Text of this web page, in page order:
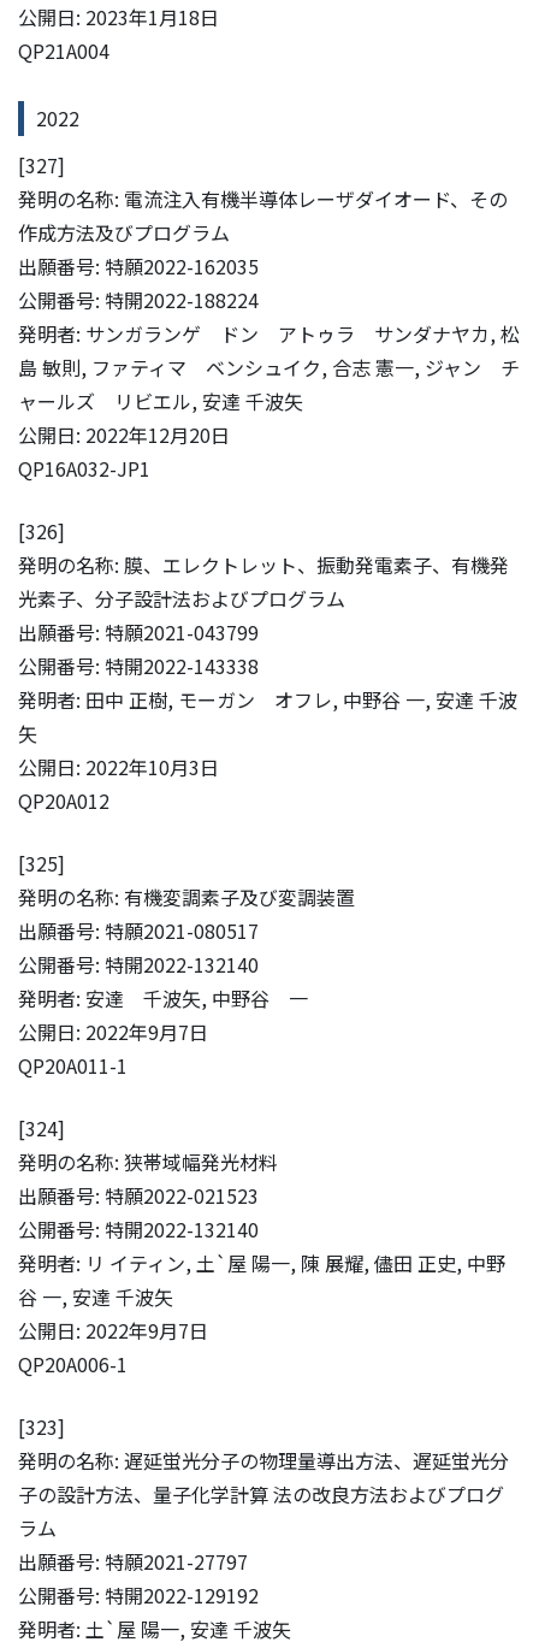
公開日: 2023年1月18日
QP21A004
2022
[327]
発明の名称: 電流注入有機半導体レーザダイオード、その
作成方法及びプログラム
出願番号: 特願2022-162035
公開番号: 特開2022-188224
発明者: サンガランゲ ドン アトゥラ サンダナヤカ, 松
島 敏則, ファティマ ベンシュイク, 合志 憲一, ジャン チ
ャールズ リビエル, 安達 千波矢
公開日: 2022年12月20日
QP16A032-JP1
[326]
発明の名称: 膜、エレクトレット、振動発電素子、有機発
光素子、分子設計法およびプログラム
出願番号: 特願2021-043799
公開番号: 特開2022-143338
発明者: 田中 正樹, モーガン オフレ, 中野谷 一, 安達 千波
矢
公開日: 2022年10月3日
QP20A012
[325]
発明の名称: 有機変調素子及び変調装置
出願番号: 特願2021-080517
公開番号: 特開2022-132140
発明者: 安達 千波矢, 中野谷 一
公開日: 2022年9月7日
QP20A011-1
[324]
発明の名称: 狭帯域幅発光材料
出願番号: 特願2022-021523
公開番号: 特開2022-132140
発明者: リ イティン, 土`屋 陽一, 陳 展耀, 儘田 正史, 中野
谷 一, 安達 千波矢
公開日: 2022年9月7日
QP20A006-1
[323]
発明の名称: 遅延蛍光分子の物理量導出方法、遅延蛍光分
子の設計方法、量子化学計算 法の改良方法およびプログ
ラム
出願番号: 特願2021-27797
公開番号: 特開2022-129192
発明者: 土`屋 陽一, 安達 千波矢